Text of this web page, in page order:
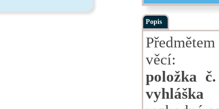
Popis
věcí:
položka
vyhláška